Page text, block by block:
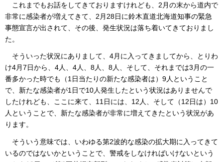
これまでもお話をしてきておりますけれども、2月の末から道内で
非常に感染者が増えてきて、2月28日に鈴木直道北海道知事の緊急
事態宣言が出されて、その後、発生状況は落ち着いてきておりまし
た。
そういった状況にありまして、4月に入ってきましてから、とりわ
け4月7日から、4人、4人、8人、8人、そして、それまでは3月の一
番多かった時でも（1日当たりの新たな感染者は）9人ということ
で、新たな感染者が1日で10人発生したという状況はありませんで
したけれども、ここに来て、11日には、12人、そして（12日は）10
人ということで、新たな感染者が非常に増えてきたという状況があ
ります。
そういう意味では、いわゆる第2波的な感染の拡大期に入ってきて
いるのではないかということで、警戒をしなければいけないという